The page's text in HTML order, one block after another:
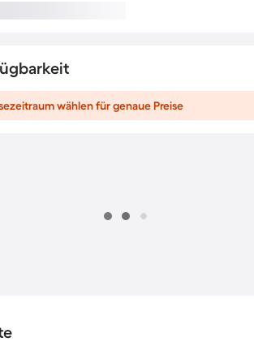
wählen für genaue Preise